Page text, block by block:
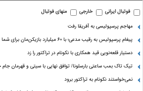
فوتبال ایرانی خارجی
منهای فوتبال
مهاجم پرسپولیسی به آفریقا رفت
پیغام پرسپولیس به رقیب مدعی؛ با ۶۰ میلیارد بازیکن‌مان برای شما
دستیار قلعه‌نویی قید همکاری با نکونام در تراکتور را زد
تیک تاک بمب ساعتی بارسلونا/ توافق نهایی با سیتی و قهرمان جام
نمی‌خواستند نکونام به تراکتور برود